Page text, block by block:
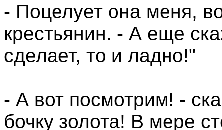
- Поцелует она меня,
крестьянин. - А еще
сделает, то и ладно!"
- А вот посмотрим! -
бочку золота! В мере